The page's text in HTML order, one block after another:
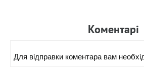
Коментарi
Для вiдправки коментара вам